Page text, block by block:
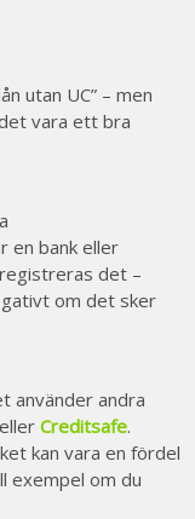
utan UC” – men
vara ett bra
en bank eller
det –
om det sker
använder andra
ellerCreditsafe.
kan vara en fördel
exempel om du